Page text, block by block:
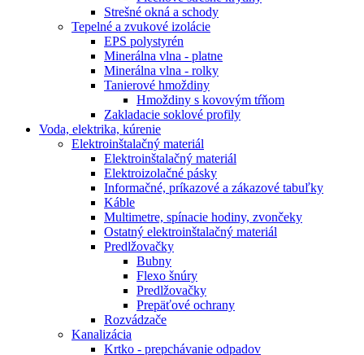
Strešné okná a schody
Tepelné a zvukové izolácie
EPS polystyrén
Minerálna vlna - platne
Minerálna vlna - rolky
Tanierové hmoždiny
Hmoždiny s kovovým tŕňom
Zakladacie soklové profily
Voda, elektrika, kúrenie
Elektroinštalačný materiál
Elektroinštalačný materiál
Elektroizolačné pásky
Informačné, príkazové a zákazové tabuľky
Káble
Multimetre, spínacie hodiny, zvončeky
Ostatný elektroinštalačný materiál
Predlžovačky
Bubny
Flexo šnúry
Predlžovačky
Prepäťové ochrany
Rozvádzače
Kanalizácia
Krtko - prepchávanie odpadov